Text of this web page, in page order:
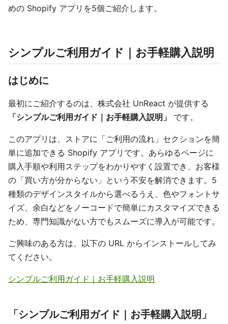
めの Shopify アプリを5個ご紹介します。
シンプルご利用ガイド｜お手軽購入説明
はじめに
最初にご紹介するのは、株式会社 UnReact が提供する
「シンプルご利用ガイド｜お手軽購入説明」
です。
このアプリは、ストアに「ご利用の流れ」セクションを簡
単に追加できる Shopify アプリです。あらゆるページに
購入手順や利用ステップをわかりやすく設置でき、お客様
の「買い方が分からない」という不安を解消できます。5
種類のデザインスタイルから選べるうえ、色やフォントサ
イズ、余白などをノーコードで簡単にカスタマイズできる
ため、専門知識がない方でもスムーズに導入が可能です。
ご興味のある方は、以下の URL からインストールしてみ
てください。
シンプルご利用ガイド｜お手軽購入説明
「シンプルご利用ガイド｜お手軽購入説明」